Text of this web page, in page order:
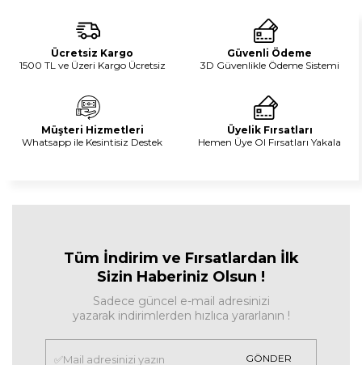
Ücretsiz Kargo
1500 TL ve Üzeri Kargo Ücretsiz
Güvenli Ödeme
3D Güvenlikle Ödeme Sistemi
Müşteri Hizmetleri
Whatsapp ile Kesintisiz Destek
Üyelik Fırsatları
Hemen Üye Ol Fırsatları Yakala
Tüm İndirim ve Fırsatlardan İlk
Sizin Haberiniz Olsun !
Sadece güncel e-mail adresinizi
yazarak indirimlerden hızlıca yararlanın !
GÖNDER